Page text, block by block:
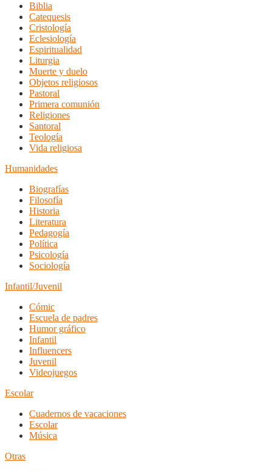
Biblia
Catequesis
Cristología
Eclesiología
Espiritualidad
Liturgia
Muerte y duelo
Objetos religiosos
Pastoral
Primera comunión
Religiones
Santoral
Teología
Vida religiosa
Humanidades
Biografías
Filosofía
Historia
Literatura
Pedagogía
Política
Psicología
Sociología
Infantil/Juvenil
Cómic
Escuela de padres
Humor gráfico
Infantil
Influencers
Juvenil
Videojuegos
Escolar
Cuadernos de vacaciones
Escolar
Música
Otras